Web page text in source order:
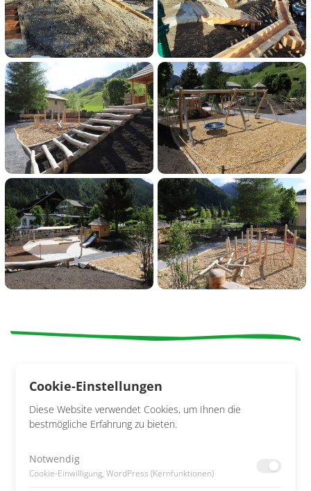
Kontakt
Cookie-Einstellungen
Diese Website verwendet Cookies, um Ihnen die
bestmögliche Erfahrung zu bieten.
Notwendig
Cookie-Einwilligung, WordPress (Kernfunktionen)